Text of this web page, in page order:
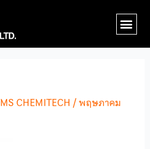
MS CHEMITECH /พฤษภาคม